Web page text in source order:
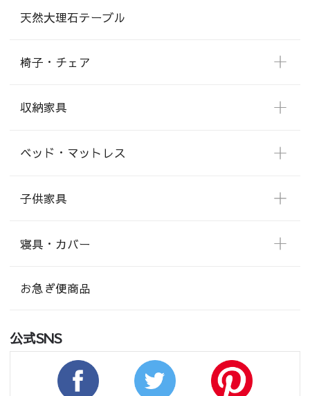
天然大理石テーブル
椅子・チェア
収納家具
ベッド・マットレス
子供家具
寝具・カバー
お急ぎ便商品
公式SNS